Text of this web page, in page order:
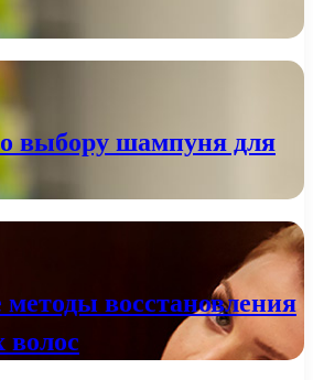
выбору шампуня для
восстановления